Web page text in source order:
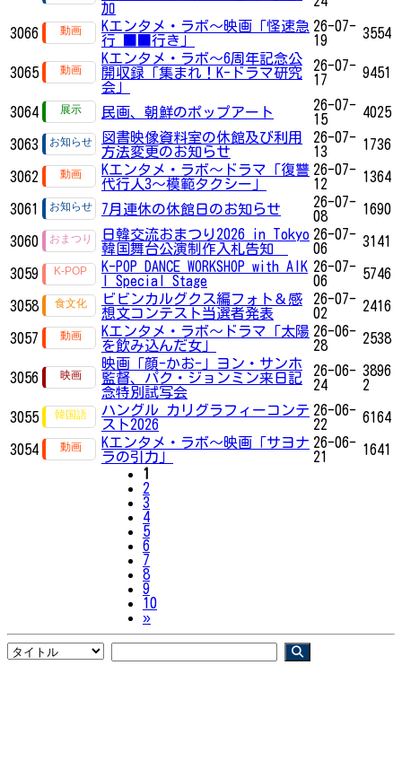
加
3066
Kエンタメ・ラボ～映画「怪速急
行 ■■行き」
26-07-
19
3554
3065
Kエンタメ・ラボ～6周年記念公
開収録「集まれ！K-ドラマ研究
会」
26-07-
17
9451
3064 民画、朝鮮のポップアート
26-07-
15
4025
3063
図書映像資料室の休館及び利用
方法変更のお知らせ
26-07-
13
1736
3062
Kエンタメ・ラボ～ドラマ「復讐
代行人3～模範タクシー」
26-07-
12
1364
3061 7月連休の休館日のお知らせ
26-07-
08
1690
3060
日韓交流おまつり2026 in Tokyo
韓国舞台公演制作入札告知
26-07-
06
3141
3059
K-POP DANCE WORKSHOP with AIK
I Special Stage
26-07-
06
5746
3058
ビビンカルグクス編フォト＆感
想文コンテスト当選者発表
26-07-
02
2416
3057
Kエンタメ・ラボ～ドラマ「太陽
を飲み込んだ女」
26-06-
28
2538
3056
映画「顔-かお-」ヨン・サンホ
監督、パク・ジョンミン来日記
念特別試写会
26-06-
24
3896
2
3055
ハングル カリグラフィーコンテ
スト2026
26-06-
22
6164
3054
Kエンタメ・ラボ～映画「サヨナ
ラの引力」
26-06-
21
1641
1
2
3
4
5
6
7
8
9
10
»Next